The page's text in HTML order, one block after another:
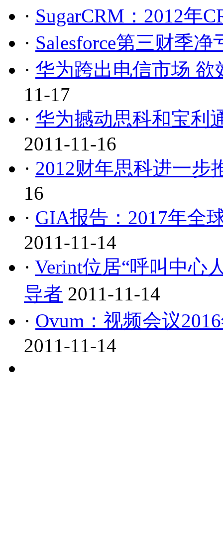
· SugarCRM：2012年
· Salesforce第三财季
· 华为跨出电信市场
11-17
· 华为撼动思科和宝利
2011-11-16
· 2012财年思科进一步
16
· GIA报告：2017年全
2011-11-14
· Verint位居“呼叫中心
导者 2011-11-14
· Ovum：视频会议
2011-11-14